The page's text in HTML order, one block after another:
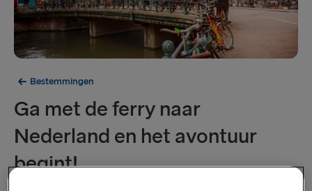
Bestemmingen
Ga met de ferry naar
Nederland en het avontuur
begint!